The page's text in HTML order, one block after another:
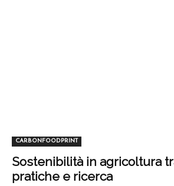
CARBONFOODPRINT
Sostenibilità in agricoltura
pratiche e ricerca